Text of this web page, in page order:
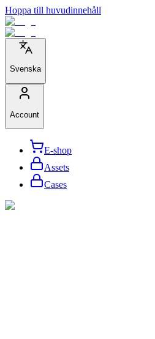
Hoppa till huvudinnehåll
Svenska
Account
E-shop
Assets
Cases